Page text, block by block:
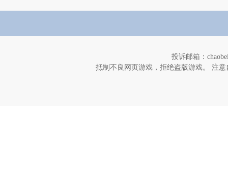
投诉邮箱：
抵制不良网页游戏，拒绝盗版游戏。 注